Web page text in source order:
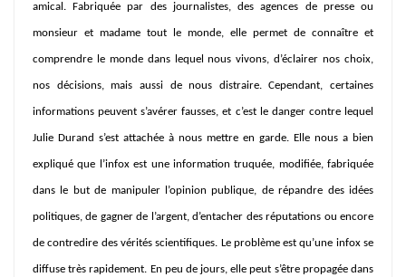
amical. Fabriquée par des journalistes, des agences de presse ou
monsieur et madame tout le monde, elle permet de connaître et
comprendre le monde dans lequel nous vivons, d’éclairer nos choix,
nos décisions, mais aussi de nous distraire. Cependant, certaines
informations peuvent s’avérer fausses, et c’est le danger contre lequel
Julie Durand s’est attachée à nous mettre en garde. Elle nous a bien
expliqué que l’infox est une information truquée, modifiée, fabriquée
dans le but de manipuler l’opinion publique, de répandre des idées
politiques, de gagner de l’argent, d’entacher des réputations ou encore
de contredire des vérités scientifiques. Le problème est qu’une infox se
diffuse très rapidement. En peu de jours, elle peut s’être propagée dans